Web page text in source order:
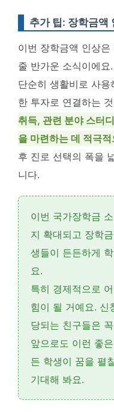
추가 팁: 장학금액
이번 장학금액 인상
줄 반가운 소식이에
단순히 생활비로 사
한 투자로 연결하는
취득, 관련 분야 스터
을 마련하는 데 적극
후 진로 선택의 폭을
니다.
이번 국가장학금
지 확대되고 장학
생들이 든든하게
요.
특히 경제적으로
힘이 될 거예요. 신
당되는 친구들은
앞으로도 이런 좋
든 학생이 꿈을 펼
기대해 봐요.